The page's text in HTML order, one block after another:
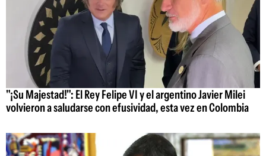
"¡Su Majestad!": El Rey Felipe VI y el argentino Javier Milei
volvieron a saludarse con efusividad, esta vez en Colombia